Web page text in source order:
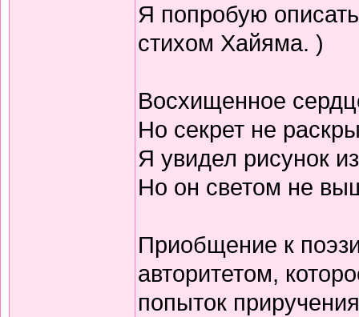
Я попробую
стихом Хайяма. )
Восхищенное
Но секрет не
Я увидел рисунок
Но он светом не
Приобщение к
авторитетом,
попыток